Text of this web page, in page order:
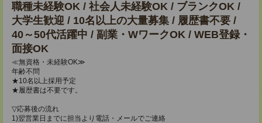
職種未経験OK / 社会人未経験OK / ブランクOK /
大学生歓迎 / 10名以上の大量募集 / 履歴書不要 /
40～50代活躍中 / 副業・WワークOK / WEB登録・
面接OK
≪無資格・未経験OK≫
年齢不問
★10名以上採用予定
★履歴書は不要です。
▽応募後の流れ
1)翌営業日までに担当より電話・メールでご連絡